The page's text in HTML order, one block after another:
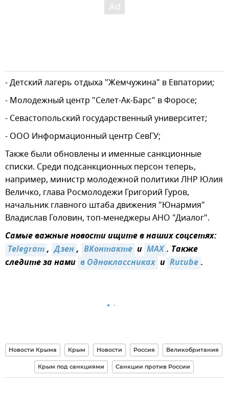
- Детский лагерь отдыха "Жемчужина" в Евпатории;
- Молодежный центр "Селет-Ак-Барс" в Форосе;
- Севастопольский государственный университет;
- ООО Информационный центр СевГУ;
Также были обновлены и именные санкционные
списки. Среди подсанкционных персон теперь,
например, министр молодежной политики ЛНР Юлия
Величко, глава Росмолодежи Григорий Гуров,
начальник главного штаба движения "Юнармия"
Владислав Головин, топ-менеджеры АНО "Диалог".
Самые важные новости ищите в наших соцсетях:
Telegram, Дзен, ВКонтакте и MAX. Также
следите за нами в Одноклассниках и Rutube.
Новости Крыма Крым Новости Россия Великобритания
Крым под санкциями Санкции против России